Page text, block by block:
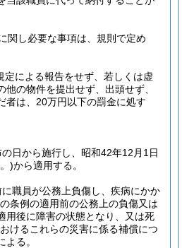
関し必要な事項は、規則で定め
定による報告をせず、若しくは虚
の物件を提出せず、出頭せず、
者は、20万円以下の罰金に処す
日から施行し、昭和42年12月1日
)から適用する。
職員が公務上負傷し、疾病にかか
条例の適用前の公務上の負傷又は
用後に障害の状態となり、又は死
けるこれらの災害に係る補償につ
る。